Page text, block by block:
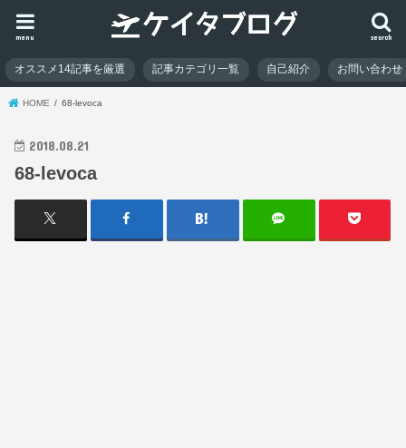
search
menu
オススメ14記事を厳選 記事カテゴリ一覧 自己紹介 お問い合わせ
HOME 68-levoca
2018.08.21
68-levoca